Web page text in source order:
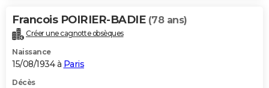
Francois POIRIER-BADIE (78 ans)
Créer une cagnotte obsèques
Naissance
15/08/1934 à Paris
Décès